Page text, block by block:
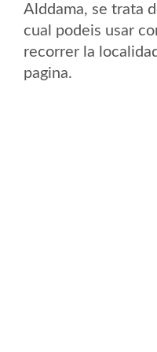
Alddama, se trata
cual podeis usar
recorrer la
pagina.